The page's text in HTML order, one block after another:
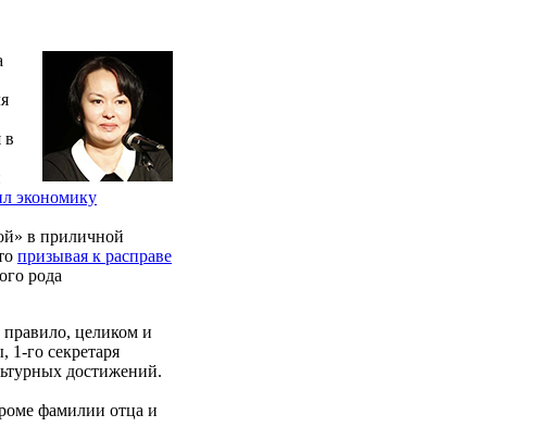
в
экономику
в приличной
призывая к расправе
рода
правило, целиком и
го секретаря
достижений.
фамилии отца и